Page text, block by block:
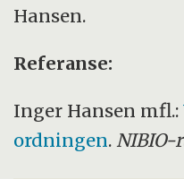
Hansen.
Referanse:
Inger Hansen mfl.:
ordningen.NIBIO-